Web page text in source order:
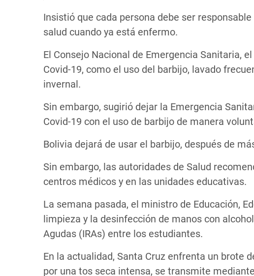
Insistió que cada persona debe ser
salud cuando ya está enfermo.
El Consejo Nacional de Emergencia Sanitaria,
Covid-19, como el uso del barbijo, lavado
invernal.
Sin embargo, sugirió dejar la Emergencia
Covid-19 con el uso de barbijo de manera
Bolivia dejará de usar el barbijo, después de
Sin embargo, las autoridades de Salud
centros médicos y en las unidades educativas.
La semana pasada, el ministro de Educación,
limpieza y la desinfección de manos con
Agudas (IRAs) entre los estudiantes.
En la actualidad, Santa Cruz enfrenta un brote
por una tos seca intensa, se transmite